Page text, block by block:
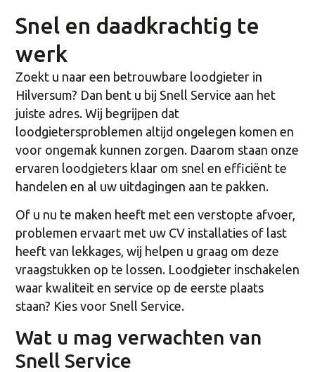
Snel en daadkrachtig te
werk
Zoekt u naar een betrouwbare loodgieter in
Hilversum? Dan bent u bij Snell Service aan het
juiste adres. Wij begrijpen dat
loodgietersproblemen altijd ongelegen komen en
voor ongemak kunnen zorgen. Daarom staan onze
ervaren loodgieters klaar om snel en efficiënt te
handelen en al uw uitdagingen aan te pakken.
Of u nu te maken heeft met een verstopte afvoer,
problemen ervaart met uw CV installaties of last
heeft van lekkages, wij helpen u graag om deze
vraagstukken op te lossen. Loodgieter inschakelen
waar kwaliteit en service op de eerste plaats
staan? Kies voor Snell Service.
Wat u mag verwachten van
Snell Service